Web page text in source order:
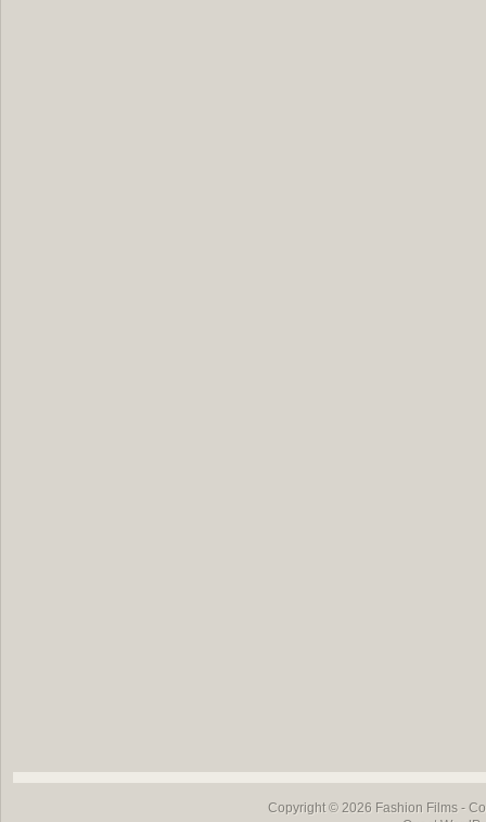
Copyright © 2026 Fashion Films-